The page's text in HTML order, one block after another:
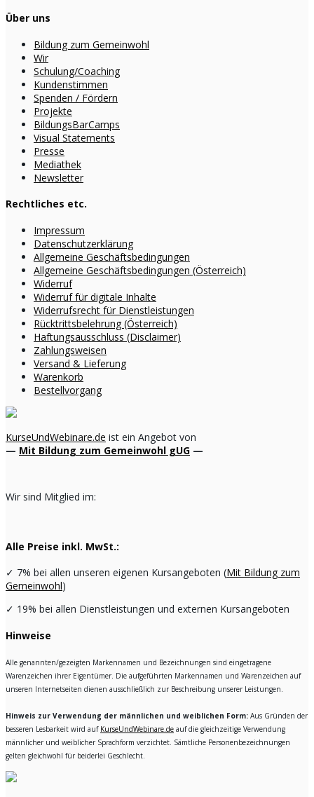
Über uns
Bildung zum Gemeinwohl
Wir
Schulung/Coaching
Kundenstimmen
Spenden / Fördern
Projekte
BildungsBarCamps
Visual Statements
Presse
Mediathek
Newsletter
Rechtliches etc.
Impressum
Datenschutzerklärung
Allgemeine Geschäftsbedingungen
Allgemeine Geschäftsbedingungen (Österreich)
Widerruf
Widerruf für digitale Inhalte
Widerrufsrecht für Dienstleistungen
Rücktrittsbelehrung (Österreich)
Haftungsausschluss (Disclaimer)
Zahlungsweisen
Versand & Lieferung
Warenkorb
Bestellvorgang
KurseUndWebinare.de ist ein Angebot von
— Mit Bildung zum Gemeinwohl gUG —
Wir sind Mitglied im:
Alle Preise inkl. MwSt.:
✓ 7% bei allen unseren eigenen Kursangeboten (Mit Bildung zum
Gemeinwohl)
✓ 19% bei allen Dienstleistungen und externen Kursangeboten
Hinweise
Alle genannten/gezeigten Markennamen und Bezeichnungen sind eingetragene
Warenzeichen ihrer Eigentümer. Die aufgeführten Markennamen und Warenzeichen auf
unseren Internetseiten dienen ausschließlich zur Beschreibung unserer Leistungen.
Hinweis zur Verwendung der männlichen und weiblichen Form: Aus Gründen der
besseren Lesbarkeit wird auf KurseUndWebinare.de auf die gleichzeitige Verwendung
männlicher und weiblicher Sprachform verzichtet. Sämtliche Personenbezeichnungen
gelten gleichwohl für beiderlei Geschlecht.